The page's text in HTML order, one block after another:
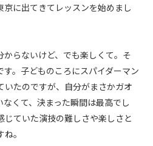
に出てきてレッスンを始めまし
らないけど、でも楽しくて。そ
す。子どものころにスパイダーマン
いたのですが、自分がまさかガオ
くて、決まった瞬間は最高でし
じていた演技の難しさや楽しさと
。